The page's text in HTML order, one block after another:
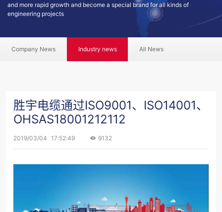
and more rapid growth and become a special brand for all kinds of
engineering projects
Company News Industry news All News
胜宇电缆通过ISO9001、ISO14001、
OHSAS18001212112
2019/03/04 17:52:49 9132